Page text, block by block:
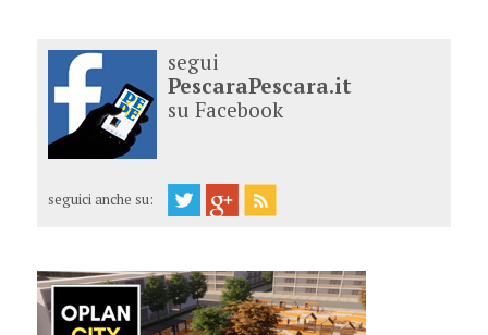
segui
PescaraPescara.it
su Facebook
seguici anche su: